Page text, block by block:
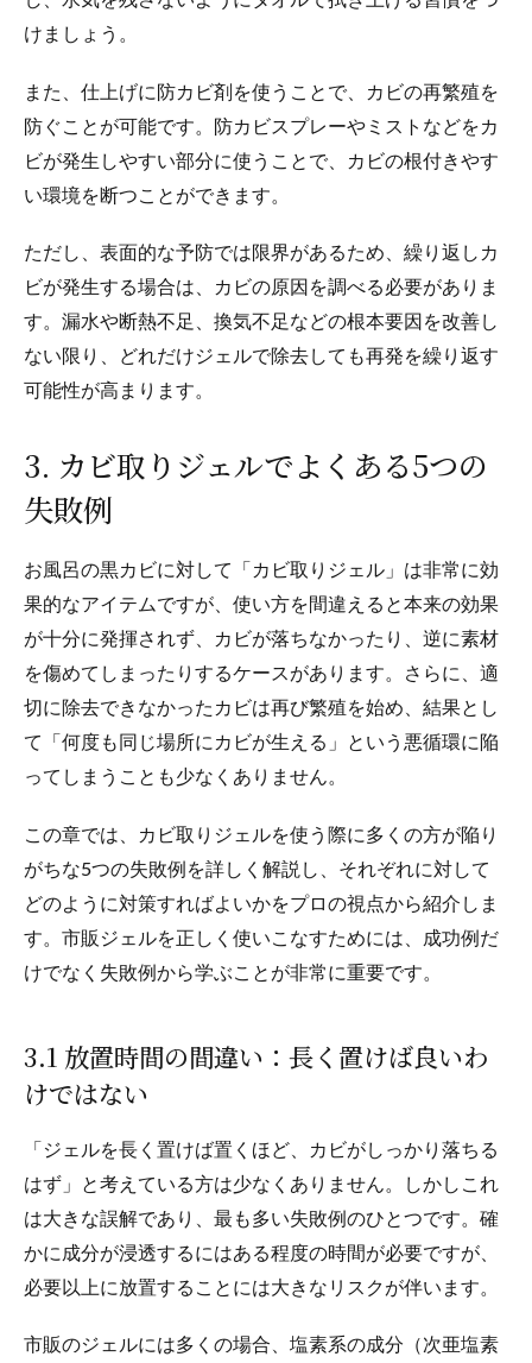
けましょう。
また、仕上げに防カビ剤を使うことで、カビの再繁殖を
防ぐことが可能です。防カビスプレーやミストなどをカ
ビが発生しやすい部分に使うことで、カビの根付きやす
い環境を断つことができます。
ただし、表面的な予防では限界があるため、繰り返しカ
ビが発生する場合は、カビの原因を調べる必要がありま
す。漏水や断熱不足、換気不足などの根本要因を改善し
ない限り、どれだけジェルで除去しても再発を繰り返す
可能性が高まります。
3. カビ取りジェルでよくある5つの
失敗例
お風呂の黒カビに対して「カビ取りジェル」は非常に効
果的なアイテムですが、使い方を間違えると本来の効果
が十分に発揮されず、カビが落ちなかったり、逆に素材
を傷めてしまったりするケースがあります。さらに、適
切に除去できなかったカビは再び繁殖を始め、結果とし
て「何度も同じ場所にカビが生える」という悪循環に陥
ってしまうことも少なくありません。
この章では、カビ取りジェルを使う際に多くの方が陥り
がちな5つの失敗例を詳しく解説し、それぞれに対して
どのように対策すればよいかをプロの視点から紹介しま
す。市販ジェルを正しく使いこなすためには、成功例だ
けでなく失敗例から学ぶことが非常に重要です。
3.1 放置時間の間違い：長く置けば良いわ
けではない
「ジェルを長く置けば置くほど、カビがしっかり落ちる
はず」と考えている方は少なくありません。しかしこれ
は大きな誤解であり、最も多い失敗例のひとつです。確
かに成分が浸透するにはある程度の時間が必要ですが、
必要以上に放置することには大きなリスクが伴います。
市販のジェルには多くの場合、塩素系の成分（次亜塩素